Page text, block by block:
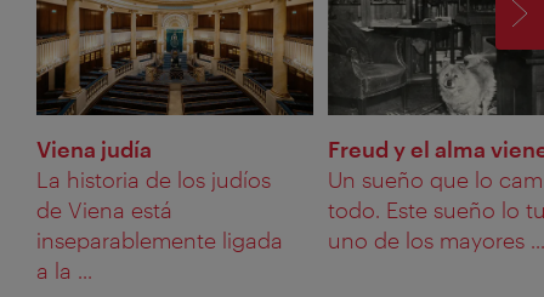
Viena judía
La historia de los judíos
de Viena está
inseparablemente ligada
a la ...
Freud y el alma
Un sueño que lo
todo. Este sueño lo
uno de los mayores ...